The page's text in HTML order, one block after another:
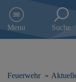
e
Menu Suche
Feuerwehr